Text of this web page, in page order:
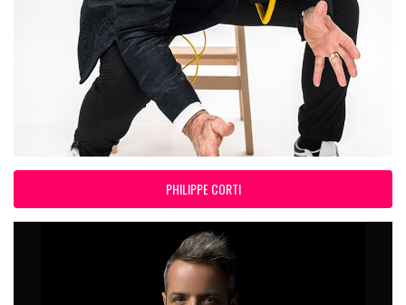
PHILIPPE CORTI